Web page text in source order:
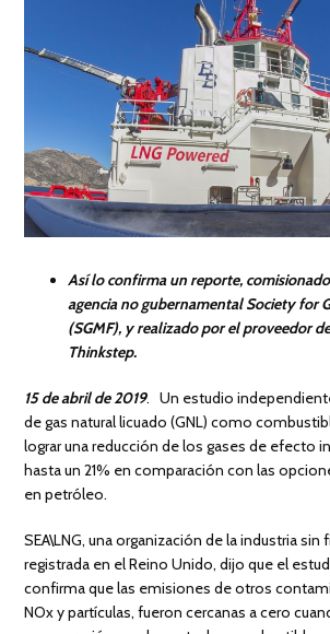
Así lo confirma un reporte, comisionado por SEA\LNG y la
agencia no gubernamental Society for
(SGMF), y realizado por el proveedor
Thinkstep.
15 de abril de 2019. Un estudio
de gas natural licuado (GNL) como
lograr una reducción de los gases de efecto
hasta un 21% en comparación con las
en petróleo.
SEA\LNG, una organización de la industria sin
registrada en el Reino Unido, dijo que el
confirma que las emisiones de otros
NOx y partículas, fueron cercanas a cero